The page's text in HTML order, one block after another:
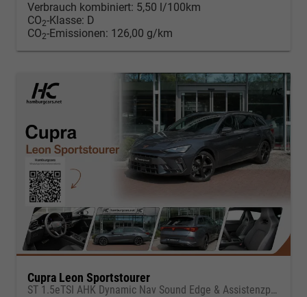
Verbrauch kombiniert: 5,50 l/100km
CO2-Klasse: D
CO2-Emissionen: 126,00 g/km
Cupra Leon Sportstourer
ST 1.5eTSI AHK Dynamic Nav Sound Edge & Assistenzpaket